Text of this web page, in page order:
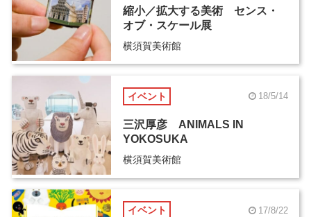
縮小／拡大する美術 センス・
オブ・スケール展
横須賀美術館
イベント 18/5/14
三沢厚彦 ANIMALS IN
YOKOSUKA
横須賀美術館
イベント 17/8/22